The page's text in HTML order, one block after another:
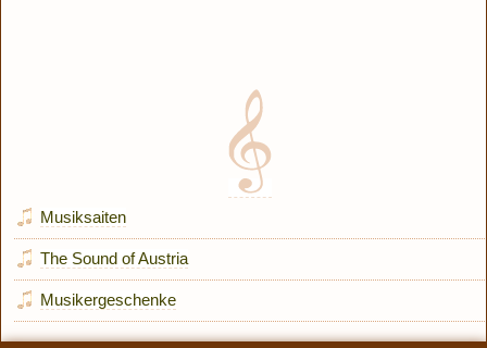
Musiksaiten
The Sound of Austria
Musikergeschenke